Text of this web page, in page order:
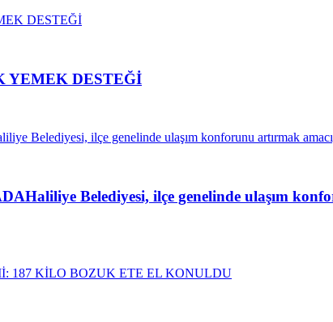
YEMEK DESTEĞİ
Belediyesi, ilçe genelinde ulaşım